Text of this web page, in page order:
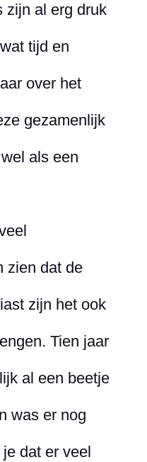
zijn al erg druk
tijd en
over het
gezamenlijk
als een
zien dat de
zijn het ook
Tien jaar
al een beetje
was er nog
dat er veel